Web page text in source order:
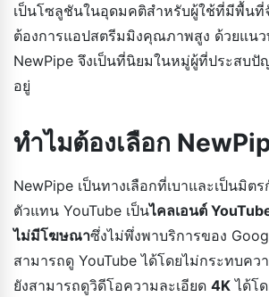
เป็นโซลูชันในอุดมคติสำหรับผู้ใช้ที่มีพื้นที่
ต้องการแอปสตรีมมิงคุณภาพสูง ด้วยแนว
NewPipe จึงเป็นที่นิยมในหมู่ผู้ที่ประสบ
อยู่
ทำไมต้องเลือก
NewPipe เป็นทางเลือกที่เบาและเป็นมิต
ตัวแทน YouTube เป็นไคลเอนต์
ไม่มีโฆษณาซึ่งไม่พึ่งพาบริการของ
สามารถดู YouTube ได้โดยไม่กระทบค
ยังสามารถดูวิดีโอความละเอียด 4K ได้โ